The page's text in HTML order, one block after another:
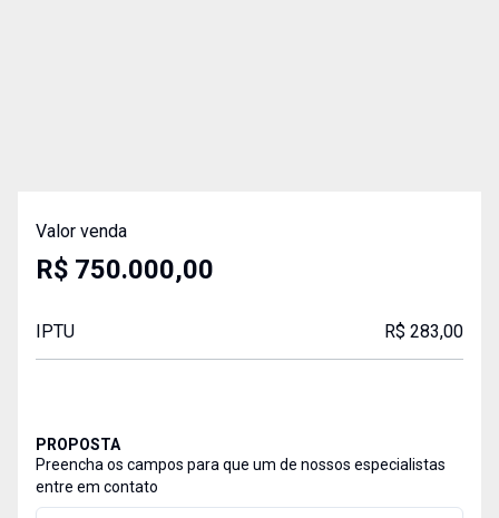
Valor venda
R$ 750.000,00
IPTU R$ 283,00
PROPOSTA
Preencha os campos para que um de nossos especialistas
entre em contato